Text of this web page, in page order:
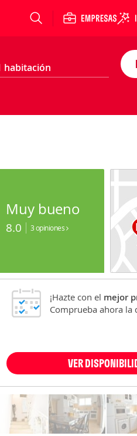
Muy bueno
8.0 3 opiniones
¡Hazte con el mejor
Comprueba ahora la
VER